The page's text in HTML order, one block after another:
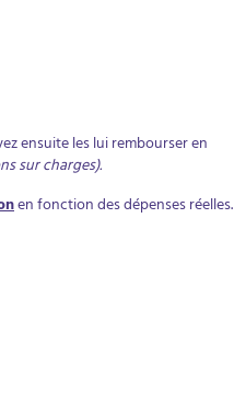
ensuite les lui rembourser en
sur charges).
en fonction des dépenses réelles.